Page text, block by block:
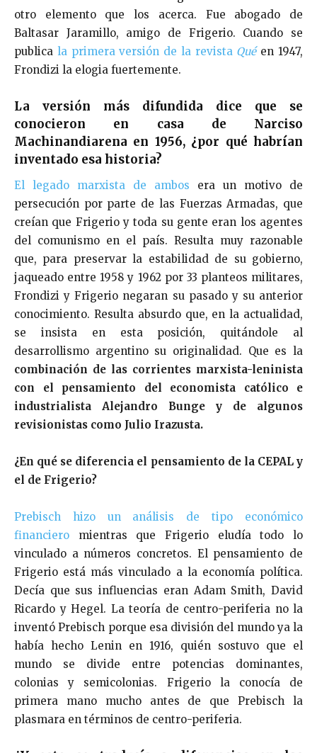
otro elemento que los acerca. Fue abogado de
Baltasar Jaramillo, amigo de Frigerio. Cuando se
publica la primera versión de la revista Qué en 1947,
Frondizi la elogia fuertemente.
La versión más difundida dice que se
conocieron en casa de Narciso
Machinandiarena en 1956, ¿por qué habrían
inventado esa historia?
El legado marxista de ambos era un motivo de
persecución por parte de las Fuerzas Armadas, que
creían que Frigerio y toda su gente eran los agentes
del comunismo en el país. Resulta muy razonable
que, para preservar la estabilidad de su gobierno,
jaqueado entre 1958 y 1962 por 33 planteos militares,
Frondizi y Frigerio negaran su pasado y su anterior
conocimiento. Resulta absurdo que, en la actualidad,
se insista en esta posición, quitándole al
desarrollismo argentino su originalidad. Que es la
combinación de las corrientes marxista-leninista
con el pensamiento del economista católico e
industrialista Alejandro Bunge y de algunos
revisionistas como Julio Irazusta.
¿En qué se diferencia el pensamiento de la CEPAL y
el de Frigerio?
Prebisch hizo un análisis de tipo económico
financiero mientras que Frigerio eludía todo lo
vinculado a números concretos. El pensamiento de
Frigerio está más vinculado a la economía política.
Decía que sus influencias eran Adam Smith, David
Ricardo y Hegel. La teoría de centro-periferia no la
inventó Prebisch porque esa división del mundo ya la
había hecho Lenin en 1916, quién sostuvo que el
mundo se divide entre potencias dominantes,
colonias y semicolonias. Frigerio la conocía de
primera mano mucho antes de que Prebisch la
plasmara en términos de centro-periferia.